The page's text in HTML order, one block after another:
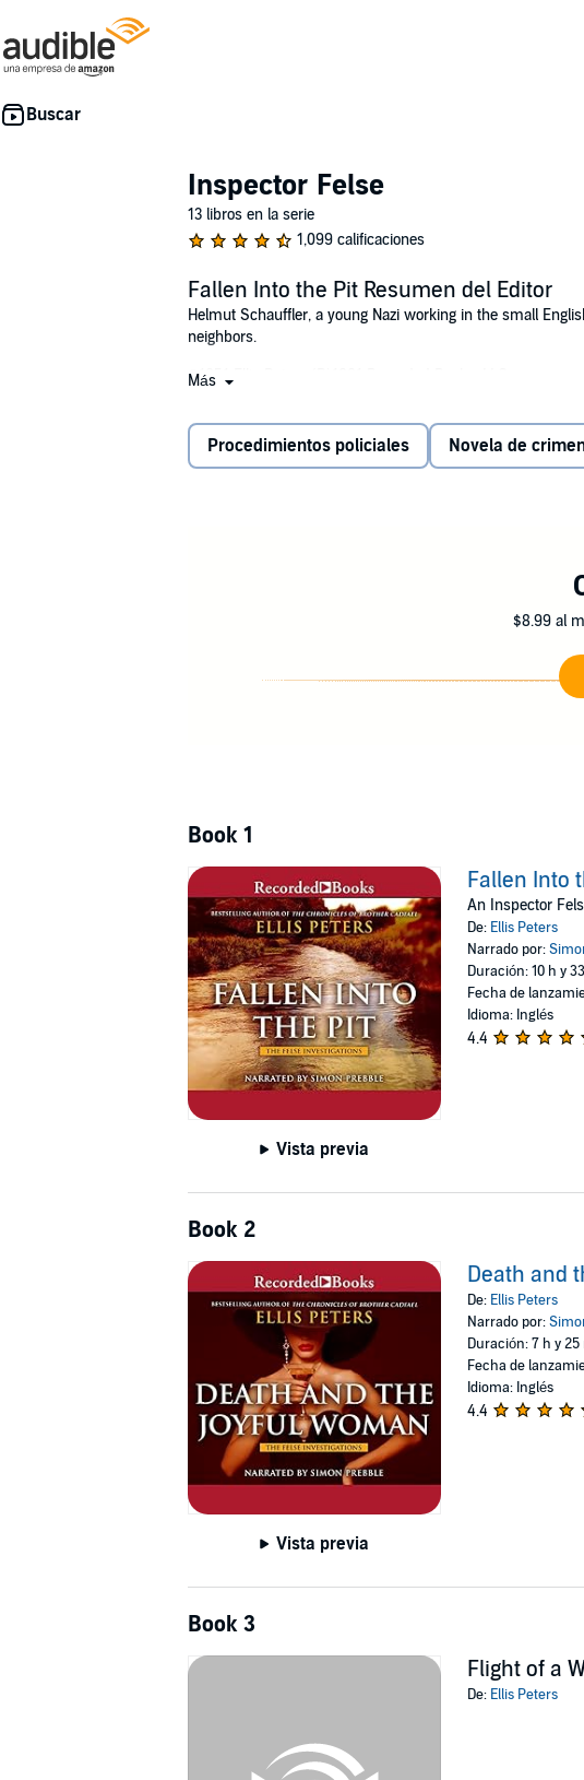
Inspector Felse
13 libros en la serie
1,099 calificaciones
Fallen Into the Pit Resumen del Editor
Helmut Schauffler, a young Nazi working in the small
neighbors.
©1951 Ellis Peters (P)1991 Recorded Books, LLC
Más
Procedimientos policiales Novela de
$8.99 al
Book 1
Vista previa
Fallen Into
An Inspector
De: Ellis Peters
Narrado por:
Duración: 10 h y
Fecha de
Idioma: Inglés
4.4
Book 2
Vista previa
Death and
De: Ellis Peters
Narrado por:
Duración: 7 h y 25
Fecha de
Idioma: Inglés
4.4
Book 3
Flight of a
De: Ellis Peters